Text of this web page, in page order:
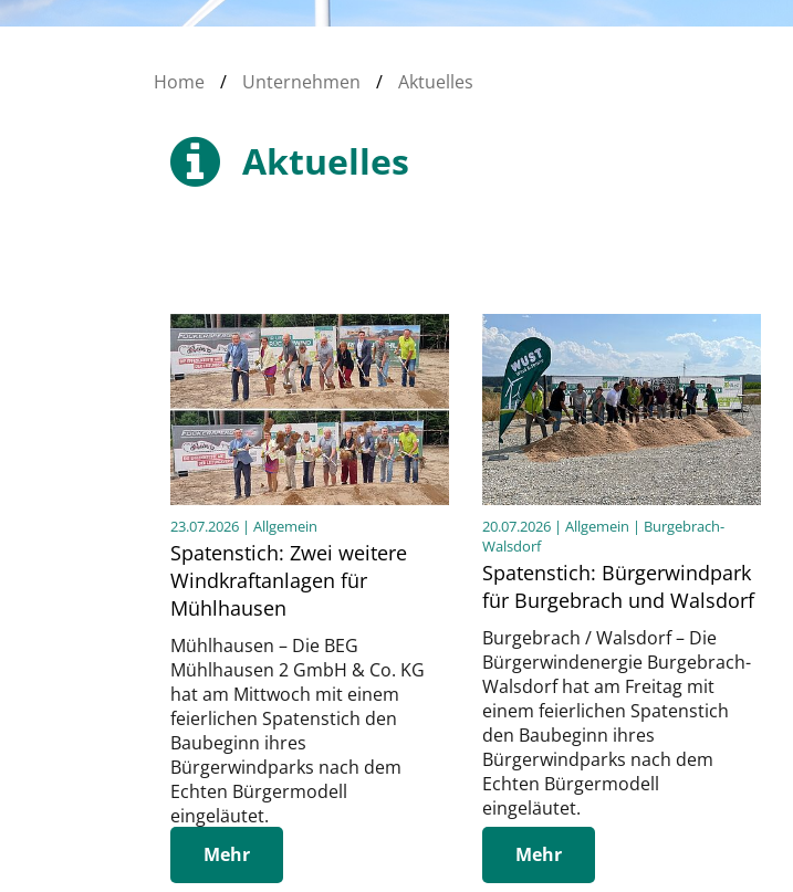
Home / Unternehmen / Aktuelles
Aktuelles
23.07.2026 | Allgemein
Spatenstich: Zwei weitere
Windkraftanlagen für
Mühlhausen
Mühlhausen – Die BEG
Mühlhausen 2 GmbH & Co. KG
hat am Mittwoch mit einem
feierlichen Spatenstich den
Baubeginn ihres
Bürgerwindparks nach dem
Echten Bürgermodell
eingeläutet.
Mehr
20.07.2026 | Allgemein | Burgebrach-
Walsdorf
Spatenstich: Bürgerwindpark
für Burgebrach und Walsdorf
Burgebrach / Walsdorf – Die
Bürgerwindenergie Burgebrach-
Walsdorf hat am Freitag mit
einem feierlichen Spatenstich
den Baubeginn ihres
Bürgerwindparks nach dem
Echten Bürgermodell
eingeläutet.
Mehr